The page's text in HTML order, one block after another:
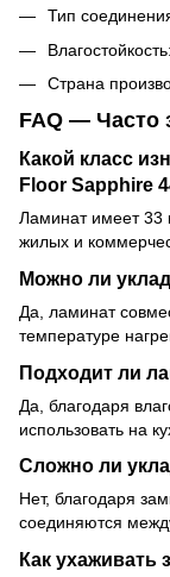
Тип
Страна
FAQ — Часто
Какой класс
Floor Sapphire
Ламинат имеет 33
жилых и
Можно ли
Да, ламинат
температуре
Подходит ли
Да, благодаря
использовать на
Сложно ли
Нет, благодаря
соединяются
Как ухаживать